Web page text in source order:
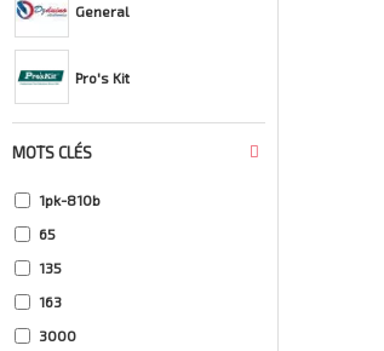
General
Pro's Kit
MOTS CLÉS
1pk-810b
65
135
163
3000